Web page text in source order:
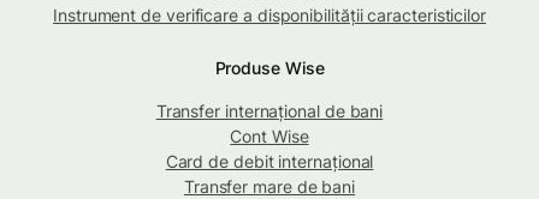
Instrument de verificare a disponibilității caracteristicilor
Produse Wise
Transfer internațional de bani
Cont Wise
Card de debit internațional
Transfer mare de bani